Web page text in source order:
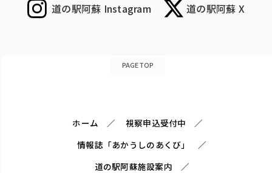
道の駅阿蘇 Instagram 道の駅阿蘇 X
PAGETOP
ホーム
視察申込受付中
情報誌「あかうしのあくび」
道の駅阿蘇施設案内